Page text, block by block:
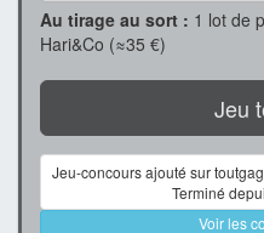
Au tirage au sort : 1 lot de
Hari&Co (≈35 €)
Jeu
Jeu-concours ajouté sur
Terminé
Voir les